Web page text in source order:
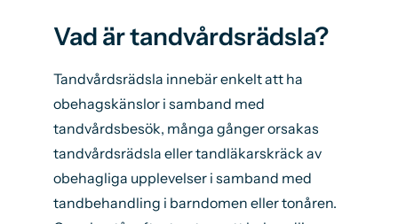
Vad är tandvårdsrädsla?
Tandvårdsrädsla innebär enkelt att ha
obehagskänslor i samband med
tandvårdsbesök, många gånger orsakas
tandvårdsrädsla eller tandläkarskräck av
obehagliga upplevelser i samband med
tandbehandling i barndomen eller tonåren.